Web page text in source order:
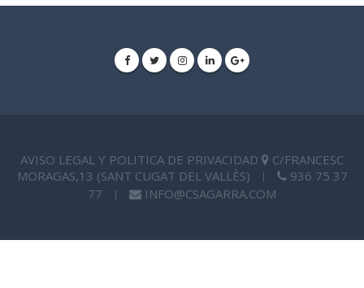
AVISO LEGAL Y POLITICA DE PRIVACIDAD
C/FRANCESC
MORAGAS,13 (SANT CUGAT DEL VALLÈS)
|
936 75 37
77
| INFO@CSAGARRA.COM